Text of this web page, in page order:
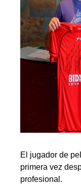
El jugador de
primera vez
profesional.